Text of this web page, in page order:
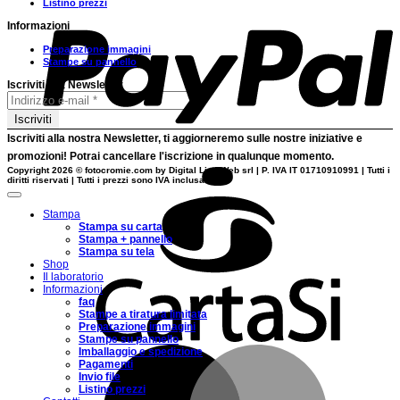
Listino prezzi
Informazioni
Preparazione immagini
Stampe su pannello
Iscriviti alla Newsletter
Iscriviti alla nostra Newsletter, ti aggiorneremo sulle nostre iniziative e
promozioni! Potrai cancellare l'iscrizione in qualunque momento.
Copyright 2026 ©fotocromie.com by Digital Line Web srl | P. IVA IT 01710910991 | Tutti i
diritti riservati | Tutti i prezzi sono IVA inclusa.
Stampa
Stampa su carta
Stampa + pannello
Stampa su tela
Shop
Il laboratorio
Informazioni
faq
Stampe a tiratura limitata
Preparazione immagini
Stampe su pannello
Imballaggio e spedizione
Pagamenti
Invio file
Listino prezzi